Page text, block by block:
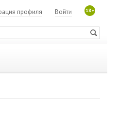
18+
Войти
профиля